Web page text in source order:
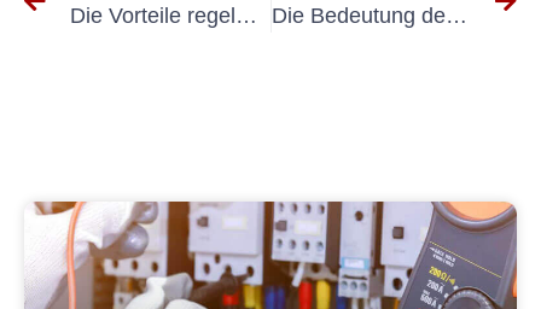
Die Vorteile regelmäßiger Inspektionen und Wartung zur Einhaltung der Normen VDE 0701 und 0702 Die Bedeutung der Elektroprüfung im Bankensektor